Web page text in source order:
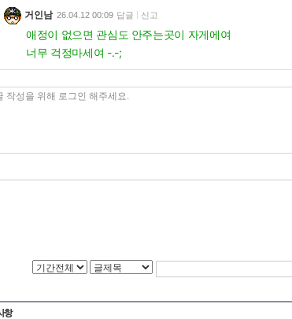
거인남 26.04.12 00:09 답글 신고
애정이 없으면 관심도 안주는곳이 자게에여
너무 걱정마세여 -.-;